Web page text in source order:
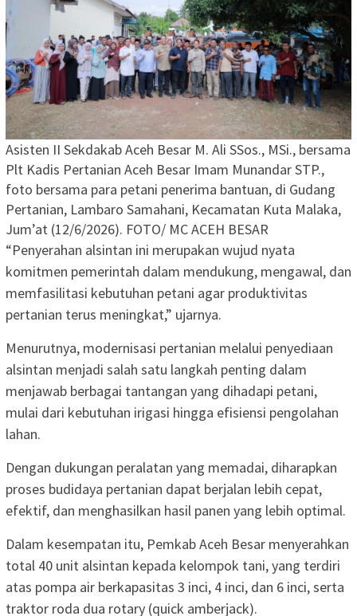
Asisten II Sekdakab Aceh Besar M. Ali SSos., MSi., bersama
Plt Kadis Pertanian Aceh Besar Imam Munandar STP.,
foto bersama para petani penerima bantuan, di Gudang
Pertanian, Lambaro Samahani, Kecamatan Kuta Malaka,
Jum’at (12/6/2026). FOTO/ MC ACEH BESAR
“Penyerahan alsintan ini merupakan wujud nyata
komitmen pemerintah dalam mendukung, mengawal, dan
memfasilitasi kebutuhan petani agar produktivitas
pertanian terus meningkat,” ujarnya.
Menurutnya, modernisasi pertanian melalui penyediaan
alsintan menjadi salah satu langkah penting dalam
menjawab berbagai tantangan yang dihadapi petani,
mulai dari kebutuhan irigasi hingga efisiensi pengolahan
lahan.
Dengan dukungan peralatan yang memadai, diharapkan
proses budidaya pertanian dapat berjalan lebih cepat,
efektif, dan menghasilkan hasil panen yang lebih optimal.
Dalam kesempatan itu, Pemkab Aceh Besar menyerahkan
total 40 unit alsintan kepada kelompok tani, yang terdiri
atas pompa air berkapasitas 3 inci, 4 inci, dan 6 inci, serta
traktor roda dua rotary (quick amberjack).